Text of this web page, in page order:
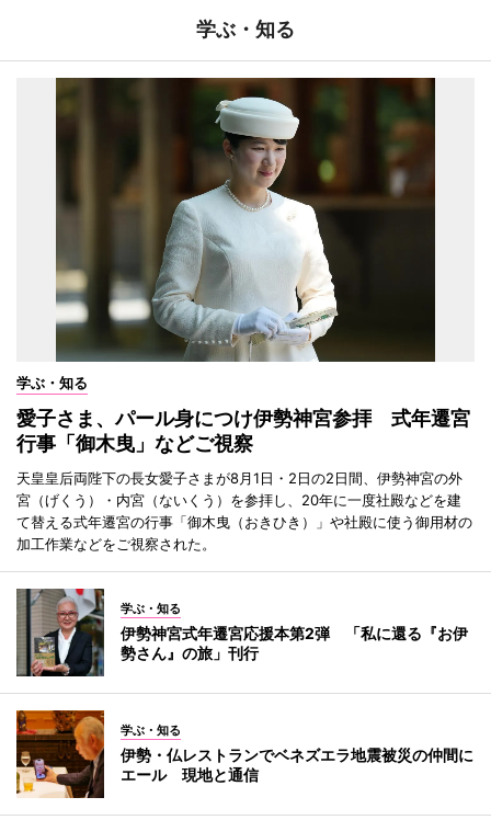
学ぶ・知る
学ぶ・知る
愛子さま、パール身につけ伊勢神宮参拝 式年遷宮
行事「御木曳」などご視察
天皇皇后両陛下の長女愛子さまが8月1日・2日の2日間、伊勢神宮の外
宮（げくう）・内宮（ないくう）を参拝し、20年に一度社殿などを建
て替える式年遷宮の行事「御木曳（おきひき）」や社殿に使う御用材の
加工作業などをご視察された。
学ぶ・知る
伊勢神宮式年遷宮応援本第2弾 「私に還る『お伊
勢さん』の旅」刊行
学ぶ・知る
伊勢・仏レストランでベネズエラ地震被災の仲間に
エール 現地と通信